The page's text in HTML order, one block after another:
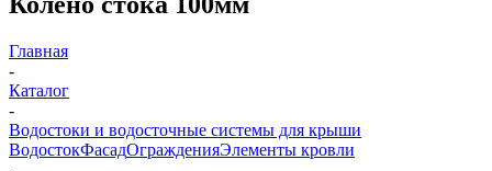
Главная
-
Каталог
-
Водостоки и водосточные системы для крыши
ВодостокФасадОгражденияЭлементы кровли